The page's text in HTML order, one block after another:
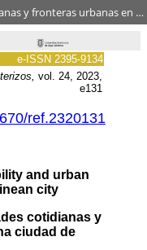
Mujeres migrantes, movilidades cotidianas y fronteras urbanas en una ciudad de Argentina